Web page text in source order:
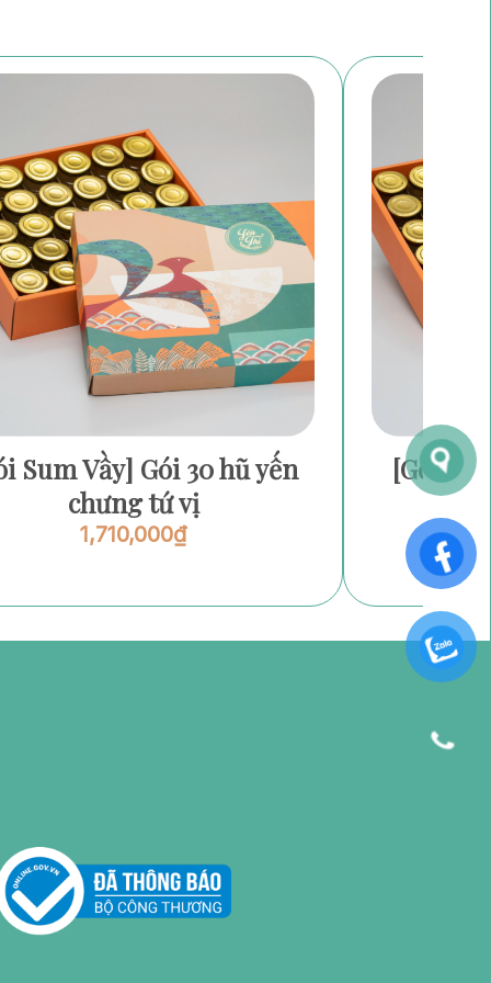
Sum Vầy] Gói 30 hũ yến
chưng tứ vị
1,710,000₫
[Gói An